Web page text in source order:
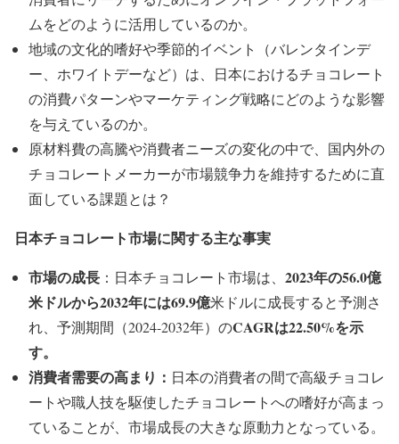
ムをどのように活用しているのか。
地域の文化的嗜好や季節的イベント（バレンタインデ
ー、ホワイトデーなど）は、日本におけるチョコレート
の消費パターンやマーケティング戦略にどのような影響
を与えているのか。
原材料費の高騰や消費者ニーズの変化の中で、国内外の
チョコレートメーカーが市場競争力を維持するために直
面している課題とは？
日本チョコレート市場に関する主な事実
市場の成長 ：日本チョコレート市場は、 2023年の56.0億
米ドルから2032年には69.9億米ドルに成長すると予測さ
れ、予測期間（2024-2032年）のCAGRは22.50%を示
す。
消費者需要の高まり： 日本の消費者の間で高級チョコレ
ートや職人技を駆使したチョコレートへの嗜好が高まっ
ていることが、市場成長の大きな原動力となっている。